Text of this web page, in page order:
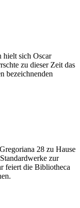
hielt sich Oscar
zu dieser Zeit das
bezeichnenden
28 zu Hause
zur
feiert die Bibliotheca